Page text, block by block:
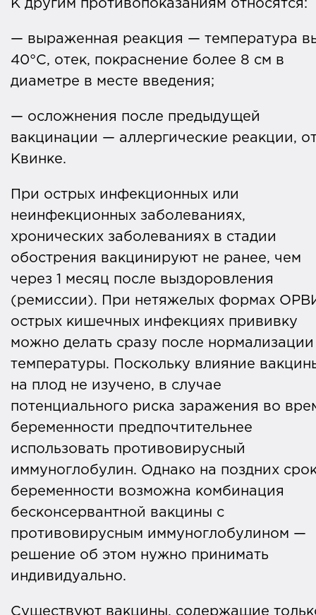
К другим противопоказаниям относятся:
— выраженная реакция — температура
40°С, отек, покраснение более 8 см в
диаметре в месте введения;
— осложнения после предыдущей
вакцинации — аллергические реакции,
Квинке.
При острых инфекционных или
неинфекционных заболеваниях,
хронических заболеваниях в стадии
обострения вакцинируют не ранее, чем
через 1 месяц после выздоровления
(ремиссии). При нетяжeлых формах
острых кишечных инфекциях прививку
можно делать сразу после нормализации
температуры. Поскольку влияние
на плод не изучено, в случае
потенциального риска заражения во
беременности предпочтительнее
использовать противовирусный
иммуноглобулин. Однако на поздних
беременности возможна комбинация
бесконсервантной вакцины с
противовирусным иммуноглобулином —
решение об этом нужно принимать
индивидуально.
Существуют вакцины, содержащие